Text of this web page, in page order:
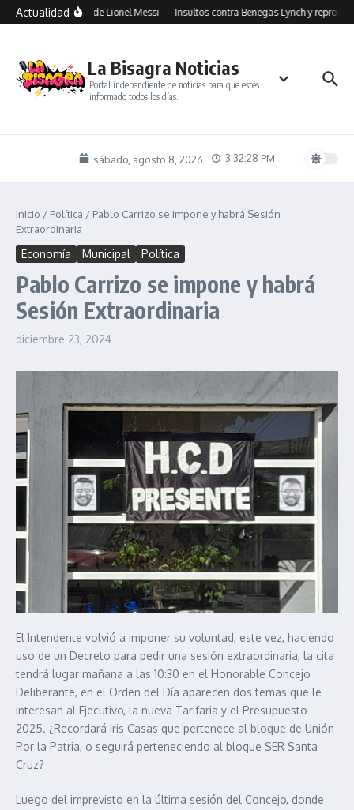
Saltar al contenido
Actualidad
Messi, el papá de Lionel Messi Insultos contra Benegas Lynch y
La Bisagra Noticias
Portal independiente de noticias para que estés
informado todos los días.
sábado, agosto 8, 2026 3:32:28 PM
Inicio / Política / Pablo Carrizo se impone y habrá Sesión
Extraordinaria
Economía Municipal Política
Pablo Carrizo se impone y habrá
Sesión Extraordinaria
diciembre 23, 2024
El Intendente volvió a imponer su voluntad, este vez, haciendo
uso de un Decreto para pedir una sesión extraordinaria, la cita
tendrá lugar mañana a las 10:30 en el Honorable Concejo
Deliberante, en el Orden del Día aparecen dos temas que le
interesan al Ejecutivo, la nueva Tarifaria y el Presupuesto
2025. ¿Recordará Iris Casas que pertenece al bloque de Unión
Por la Patria, o seguirá perteneciendo al bloque SER Santa
Cruz?
Luego del imprevisto en la última sesión del Concejo, donde